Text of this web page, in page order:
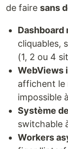
de faire sans
Dashboard
cliquables,
(1, 2 ou 4
WebViews
affichent le
impossible
Système
switchable
Workers